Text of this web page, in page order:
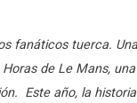
fanáticos tuerca.
de Le Mans,
Este año, la